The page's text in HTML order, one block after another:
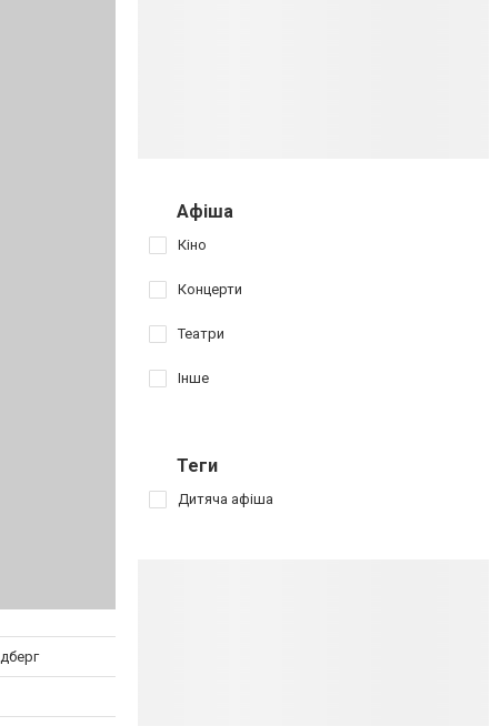
Афіша
Кіно
Концерти
Театри
Інше
Теги
Дитяча афіша